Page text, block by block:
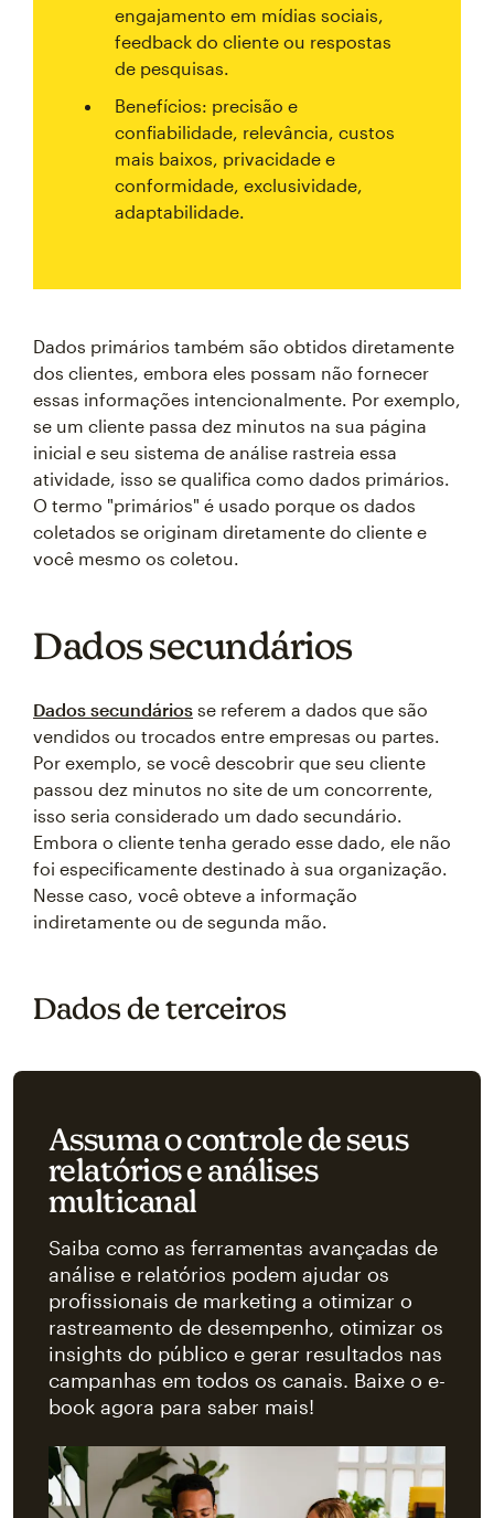
engajamento em mídias sociais,
feedback do cliente ou respostas
de pesquisas.
Benefícios: precisão e
confiabilidade, relevância, custos
mais baixos, privacidade e
conformidade, exclusividade,
adaptabilidade.
Dados primários também são obtidos diretamente
dos clientes, embora eles possam não fornecer
essas informações intencionalmente. Por exemplo,
se um cliente passa dez minutos na sua página
inicial e seu sistema de análise rastreia essa
atividade, isso se qualifica como dados primários.
O termo "primários" é usado porque os dados
coletados se originam diretamente do cliente e
você mesmo os coletou.
Dados secundários
Dados secundários se referem a dados que são
vendidos ou trocados entre empresas ou partes.
Por exemplo, se você descobrir que seu cliente
passou dez minutos no site de um concorrente,
isso seria considerado um dado secundário.
Embora o cliente tenha gerado esse dado, ele não
foi especificamente destinado à sua organização.
Nesse caso, você obteve a informação
indiretamente ou de segunda mão.
Dados de terceiros
Assuma o controle de seus
relatórios e análises
multicanal
Saiba como as ferramentas avançadas de
análise e relatórios podem ajudar os
profissionais de marketing a otimizar o
rastreamento de desempenho, otimizar os
insights do público e gerar resultados nas
campanhas em todos os canais. Baixe o e-
book agora para saber mais!